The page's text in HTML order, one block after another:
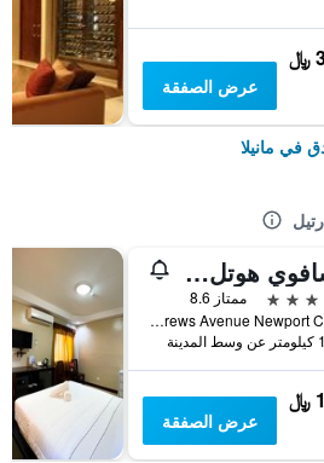
عرض الصفقة
في مانيلا
سافوي هوتل مانيلا نير أيربورت نايا تيرمينال 3 منإل
ممتاز 8.6
Andrews Avenue Newport City, مانيلا, الفلبين
عرض الصفقة